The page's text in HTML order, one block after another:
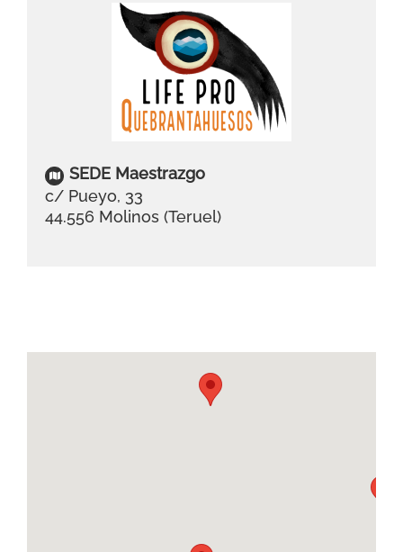
SEDE Maestrazgo
c/ Pueyo, 33
44.556 Molinos (Teruel)